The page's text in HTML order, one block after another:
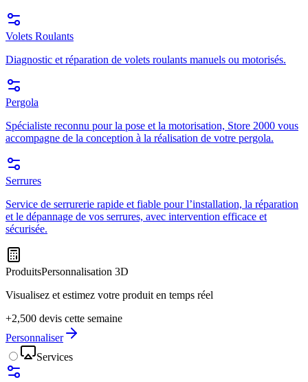
Volets Roulants
Diagnostic et réparation de volets roulants manuels ou motorisés.
Pergola
Spécialiste reconnu pour la pose et la motorisation, Store 2000 vous
accompagne de la conception à la réalisation de votre pergola.
Serrures
Service de serrurerie rapide et fiable pour l’installation, la réparation
et le dépannage de vos serrures, avec intervention efficace et
sécurisée.
ProduitsPersonnalisation 3D
Visualisez et estimez votre produit en temps réel
+2,500 devis cette semaine
Personnaliser
Services